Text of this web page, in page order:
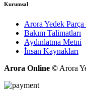
Kurumsal
Arora Yedek Parça
Bakım Talimatları
Aydınlatma Metni
İnsan Kaynakları
Arora Online © Arora